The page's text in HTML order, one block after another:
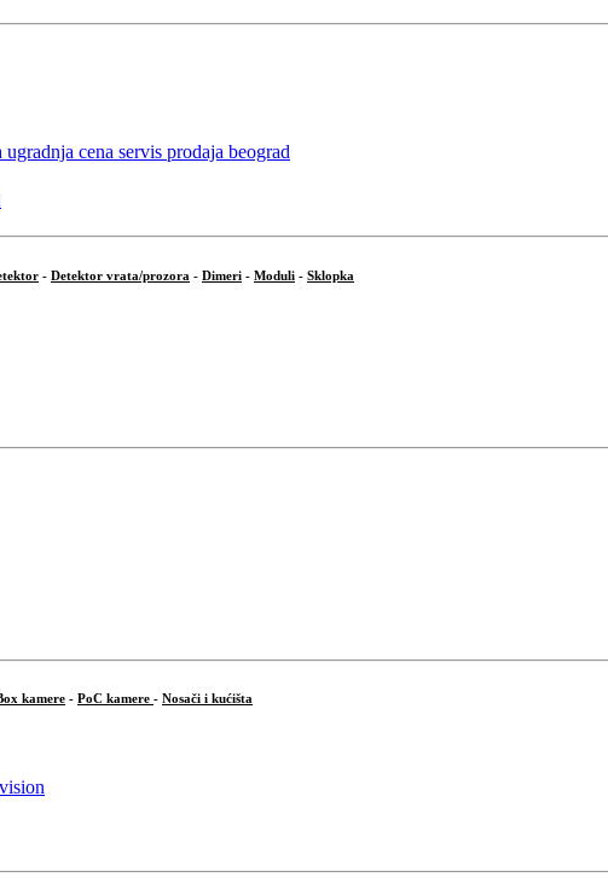
- Detektor vrata/prozora - Dimeri - Moduli - Sklopka
kamere - PoC kamere - Nosači i kućišta